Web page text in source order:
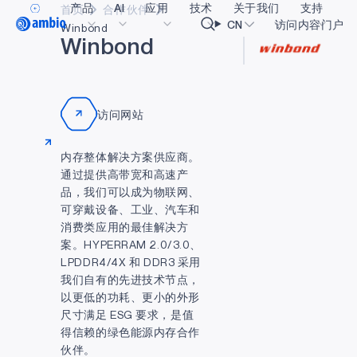
产品 AI 应用
工业边缘
智能家居和楼宇
智能卡
可穿戴设备
游戏
可听戴设备
技术
secureSPOT
SPOT
turboSPOT
关于我们 支持
CN 访问内容门户
首页
合作伙伴
Winbond
Win bond
访问网站
内存整体解决方案供应商。
通过提供高带宽和高速产
品，我们可以成为物联网、
可穿戴设备、工业、汽车和
消费类应用的最佳解决方
案。HYPERRAM 2.0/3.0、
LPDDR4/4X 和 DDR3 采用
我们自有的先进技术节点，
以更低的功耗、更小的外形
尺寸满足 ESG 要求，是值
得信赖的绿色能源内存合作
伙伴。
Video title